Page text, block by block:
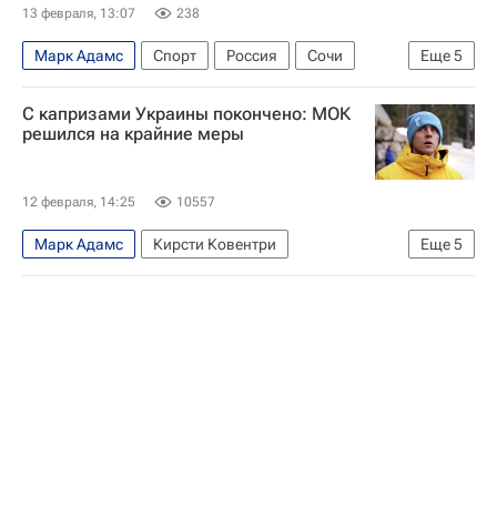
Кирсти Ковентри
13 февраля, 13:07 238
Еще5
Марк Адамс Спорт Россия
Сочи
Ковентри
Евгения Шишкова
Вадим Наумов
Зимние Олимпийские игры 2026
С капризами Украины покончено: МОК
решился на крайние меры
12 февраля, 14:25 10557
Еще5
Марк Адамс
Кирсти Ковентри
Дмитрий Васильев